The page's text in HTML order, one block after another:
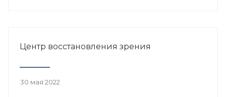
Центр восстановления зрения
30 мая 2022